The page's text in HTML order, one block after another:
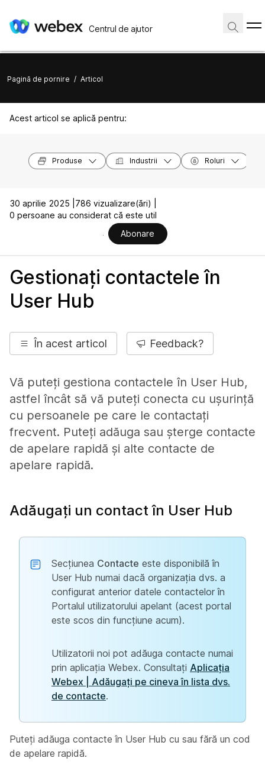
Centrul de ajutor
Pagină de pornire / Articol
Acest articol se aplică pentru:
Produse Industrii Roluri
30 aprilie 2025 | 786 vizualizare(ări) |
0 persoane au considerat că este util
Abonare
Gestionați contactele în
User Hub
În acest articol Feedback?
Vă puteți gestiona contactele în User Hub,
astfel încât să vă puteți conecta cu ușurință
cu persoanele pe care le contactați
frecvent. Puteți adăuga sau șterge contacte
de apelare rapidă și alte contacte de
apelare rapidă.
Adăugați un contact în User Hub
Secțiunea Contacte este disponibilă în
User Hub numai dacă organizația dvs. a
configurat anterior datele contactelor în
Portalul utilizatorului apelant (acest portal
este scos din funcțiune acum).
Utilizatorii noi pot adăuga contacte numai
prin aplicația Webex. Consultați Aplicația
Webex | Adăugați pe cineva în lista dvs.
de contacte.
Puteți adăuga contacte în User Hub cu sau fără un cod
de apelare rapidă.